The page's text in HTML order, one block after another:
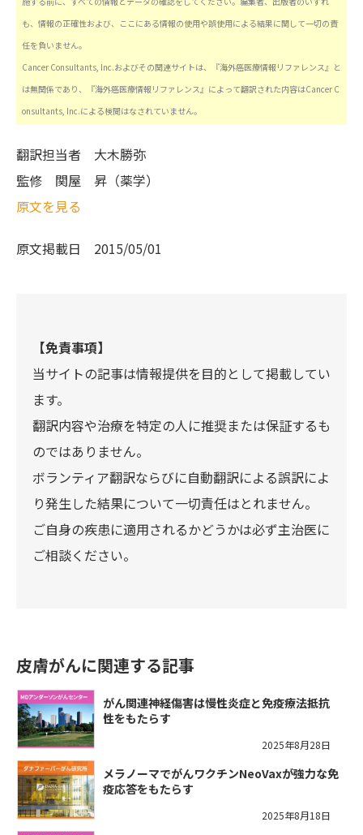
も、情報の正確性および、ここにある情報の使用や誤使用による結果に関して一切の責
任を負いません。
Cancer Consultants, Inc.およびその関連サイトは、『海外癌医療情報リファレンス』と
は無関係であり、『海外癌医療情報リファレンス』によって翻訳された内容はCancer C
onsultants, Inc.による検閲はなされていません。
翻訳担当者 大木勝弥
監修 関屋 昇（薬学）
原文を見る
原文掲載日 2015/05/01
【免責事項】
当サイトの記事は情報提供を目的として掲載してい
ます。
翻訳内容や治療を特定の人に推奨または保証するも
のではありません。
ボランティア翻訳ならびに自動翻訳による誤訳によ
り発生した結果について一切責任はとれません。
ご自身の疾患に適用されるかどうかは必ず主治医に
ご相談ください。
皮膚がんに関連する記事
がん関連神経傷害は慢性炎症と免疫療法抵抗
性をもたらす
2025年8月28日
メラノーマでがんワクチンNeoVaxが強力な免
疫応答をもたらす
2025年8月18日